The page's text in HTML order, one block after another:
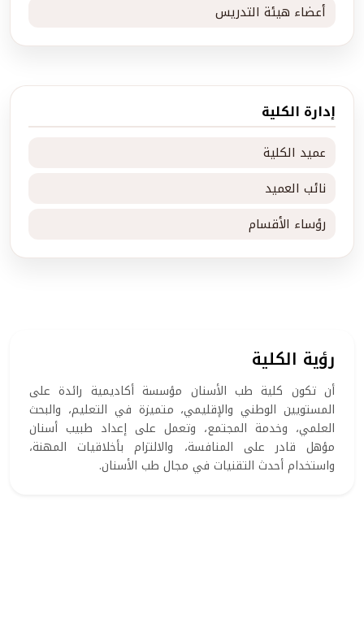
أعضاء هيئة التدريس
إدارة الكلية
عميد الكلية
نائب العميد
رؤساء الأقسام
رؤية الكلية
أن تكون كلية طب الأسنان مؤسسة أكاديمية رائدة على
المستويين الوطني والإقليمي، متميزة في التعليم، والبحث
العلمي، وخدمة المجتمع، وتعمل على إعداد طبيب أسنان
مؤهل قادر على المنافسة، والالتزام بأخلاقيات المهنة،
واستخدام أحدث التقنيات في مجال طب الأسنان.